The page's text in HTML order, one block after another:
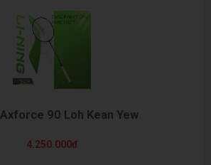
90 Loh Kean Yew
4.250.000đ